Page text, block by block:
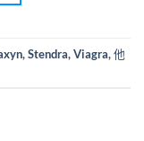
,Stendra,Viagra,他